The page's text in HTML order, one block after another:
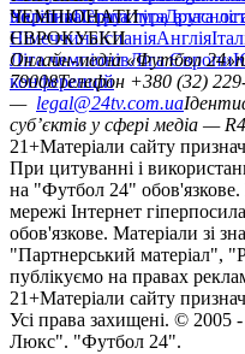
політикаСтруктура
УкраїнаПерша лігаДруга
ЧЕМПІОНАТИ
НімеччинаІспаніяАнглія
ЄВРОКУБКИ
Ліга чемпіонівЛіга Європи
конференцій
Онлайн-медіа «Футбол 24»
79008Телефон +380 (32)
— legal@24tv.com.ua
суб’єктів у сфері медіа —
21+Матеріали сайту
При цитуванні і
на "Футбол 24" обов'язкове.
мережі Інтернет
обов'язкове. Матеріали зі
"Партнерський матеріал",
публікуємо на правах
21+Матеріали сайту
Усi права захищенi. © 2005 -
Люкс". "Футбол 24".